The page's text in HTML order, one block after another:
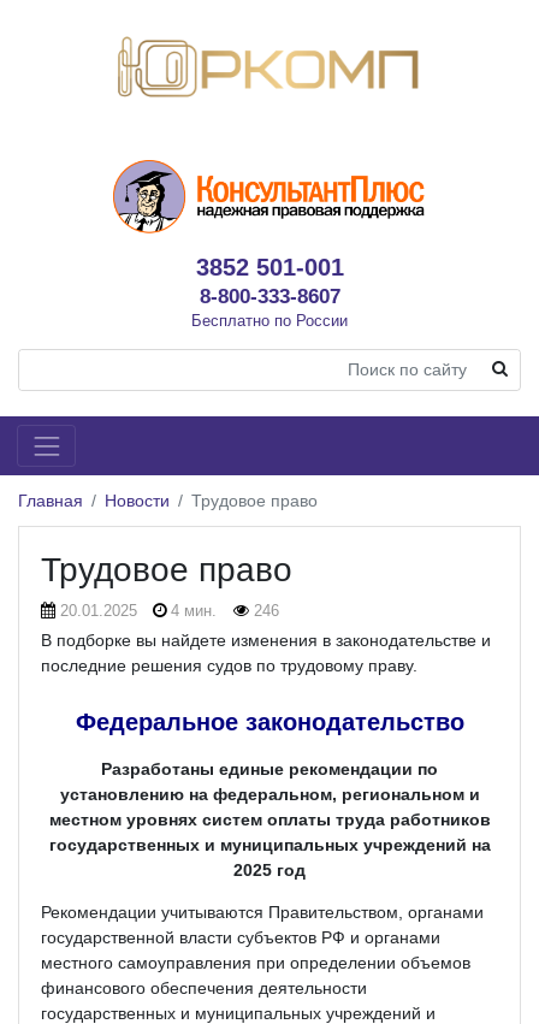
3852 501-001
8-800-333-8607
Бесплатно по России
Главная Новости Трудовое право
Трудовое право
20.01.2025 4 мин. 246
В подборке вы найдете изменения в законодательстве и
последние решения судов по трудовому праву.
Федеральное законодательство
Разработаны единые рекомендации по
установлению на федеральном, региональном и
местном уровнях систем оплаты труда работников
государственных и муниципальных учреждений на
2025 год
Рекомендации учитываются Правительством, органами
государственной власти субъектов РФ и органами
местного самоуправления при определении объемов
финансового обеспечения деятельности
государственных и муниципальных учреждений и